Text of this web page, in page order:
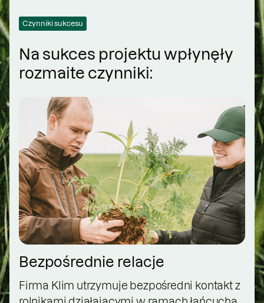
Czynniki sukcesu
Na sukces projektu wpłynęły
rozmaite czynniki:
Bezpośrednie relacje
Firma Klim utrzymuje bezpośredni kontakt z